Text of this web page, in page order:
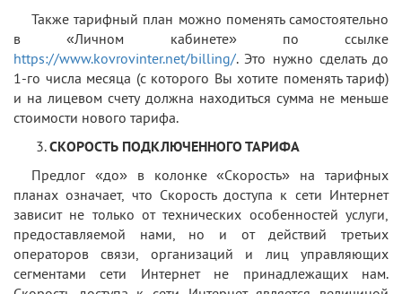
Также тарифный план можно поменять самостоятельно
в «Личном кабинете» по ссылке
https://www.kovrovinter.net/billing/. Это нужно сделать до
1-го числа месяца (с которого Вы хотите поменять тариф)
и на лицевом счету должна находиться сумма не меньше
стоимости нового тарифа.
СКОРОСТЬ ПОДКЛЮЧЕННОГО ТАРИФА
Предлог «до» в колонке «Скорость» на тарифных
планах означает, что Скорость доступа к сети Интернет
зависит не только от технических особенностей услуги,
предоставляемой нами, но и от действий третьих
операторов связи, организаций и лиц управляющих
сегментами сети Интернет не принадлежащих нам.